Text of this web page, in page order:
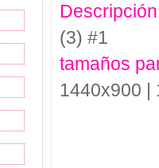
Descripción
(3) #1
tamaños
1440x900 |